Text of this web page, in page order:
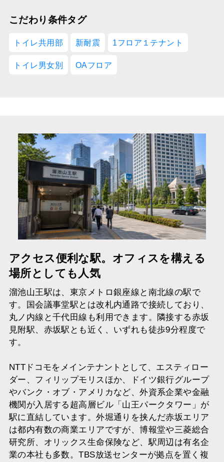
こだわり条件タグ
トイレ共用部 新耐震 1フロア１テナント
トイレ男女別 OAフロア
アクセス便利な駅。オフィスを構える
場所としても人気
溜池山王駅は、東京メトロ銀座線と南北線の駅で
す。国会議事堂駅とは改札内通路で接続しており、
丸ノ内線と千代田線も利用できます。隣接する赤坂
見附駅、赤坂駅とも近く、いずれも徒歩9分程度で
す。
NTTドコモをメインテナントとして、エスティロー
ダー、フィリップモリスほか、ドイツ銀行グループ
やバンク・オブ・アメリカなど、外資系企業や金融
機関が入居する超高層ビル「山王パークタワー」が
駅に直結しています。外堀通りを挟んだ赤坂エリア
は都内有数の商業エリアですが、博報堂や三菱総合
研究所、オリックス生命保険など、駅周辺は有名企
業の本社も多数。TBS放送センターが拠点を置く複